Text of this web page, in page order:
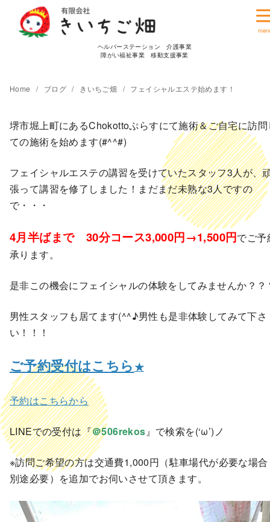
ヘルパーステーション 介護事業
障がい福祉事業 移動支援事業
Home ブログ きいちご畑 フェイシャルエステ始めます！
堺市堀上町にあるChokottoぷらすにて施術＆ご自宅に訪問
ての施術を始めます(#^^#)
フェイシャルエステの講習を受けていたスタッフ3人が、
張って講習を修了しました！まだまだ未熟な3人ですの
で・・・
4月半ばまで 30分コース3,000円→1,500円でご予
承ります。
是非この機会にフェイシャルの体験をしてみませんか？？
男性スタッフも居てます(^^♪男性も是非体験してみて下さ
い！！！
ご予約受付はこちら★
予約はこちらから
LINEでの受付は『＠506rekos』で検索を(‘ω’)ノ
※訪問ご希望の方は交通費1,000円（駐車場代が必要な場
別途必要）を追加でお伺いさせて頂きます。